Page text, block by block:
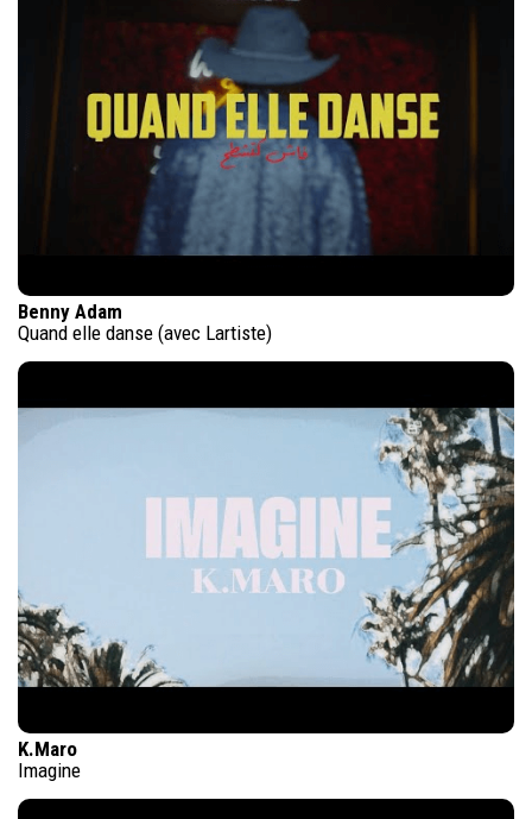
Benny Adam
Quand elle danse (avec Lartiste)
K.Maro
Imagine